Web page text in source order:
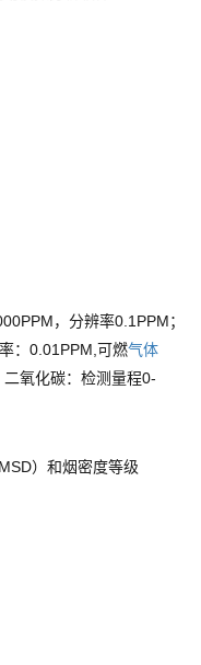
，分辨率0.1PPM；
：0.01PPM,可燃气体
氧化碳：检测量程0-
）和烟密度等级